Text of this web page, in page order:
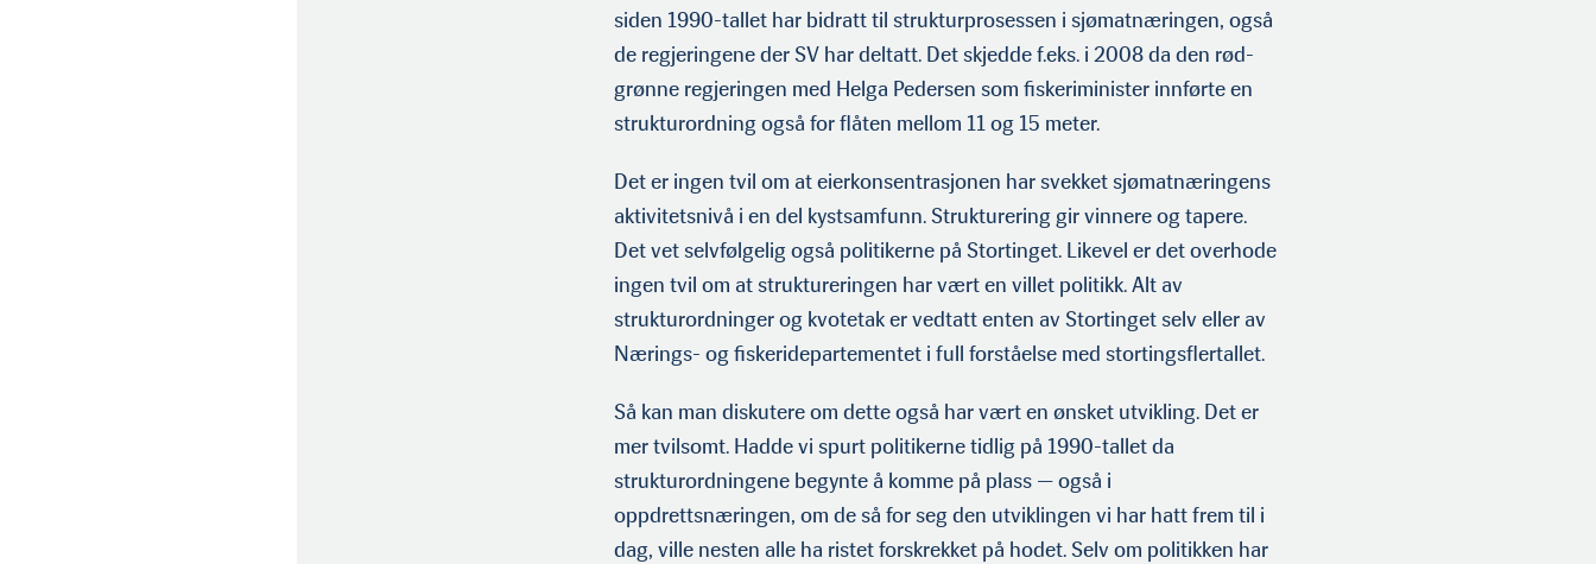
siden 1990-tallet har bidratt til strukturprosessen i sjømatnæringen, også
de regjeringene der SV har deltatt. Det skjedde f.eks. i 2008 da den rød-
grønne regjeringen med Helga Pedersen som fiskeriminister innførte en
strukturordning også for flåten mellom 11 og 15 meter.
Det er ingen tvil om at eierkonsentrasjonen har svekket sjømat­næringens
aktivitetsnivå i en del kystsamfunn. Strukturering gir vinnere og tapere.
Det vet selvfølgelig også politikerne på Stortinget. Likevel er det overhode
ingen tvil om at strukturer­ingen har vært en villet politikk. Alt av
strukturordninger og kvotetak er vedtatt enten av Stortinget selv eller av
Nærings- og fiskeridepartementet i full forståelse med stortingsflertallet.
Så kan man diskutere om dette også har vært en ønsket utvikling. Det er
mer tvilsomt. Hadde vi spurt politikerne tidlig på 1990-tallet da
strukturordningene begynte å komme på plass — også i
oppdrettsnæringen, om de så for seg den utviklingen vi har hatt frem til i
dag, ville nesten alle ha ristet forskrekket på hodet. Selv om politikken har